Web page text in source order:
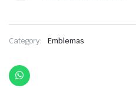
Category: Emblemas